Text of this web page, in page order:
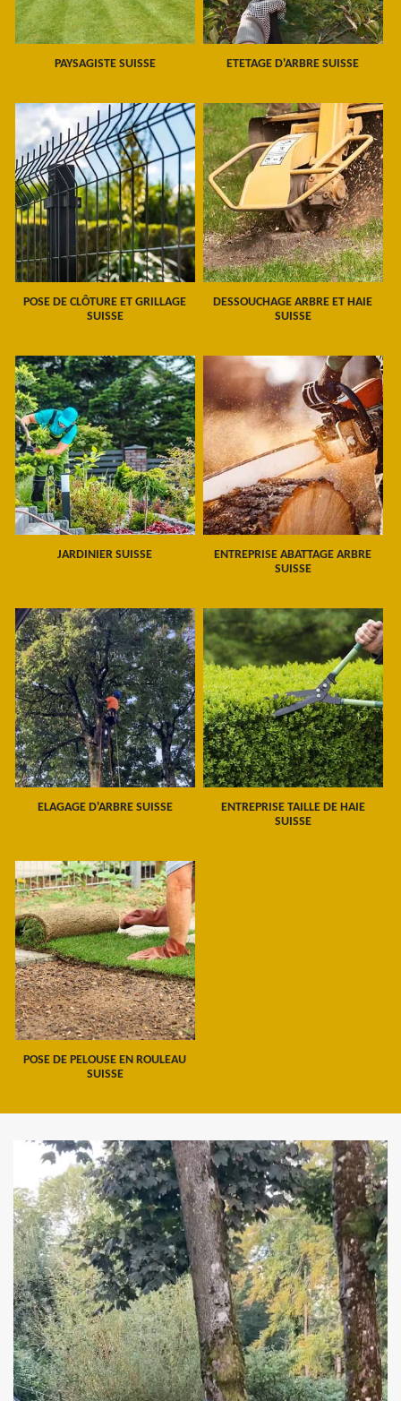
PAYSAGISTE SUISSE ETETAGE D'ARBRE SUISSE
POSE DE CLÔTURE ET GRILLAGE
SUISSE
DESSOUCHAGE ARBRE ET HAIE
SUISSE
JARDINIER SUISSE
ENTREPRISE ABATTAGE ARBRE
SUISSE
ELAGAGE D'ARBRE SUISSE
ENTREPRISE TAILLE DE HAIE
SUISSE
POSE DE PELOUSE EN ROULEAU
SUISSE